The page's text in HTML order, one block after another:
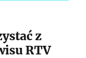
z
RTV